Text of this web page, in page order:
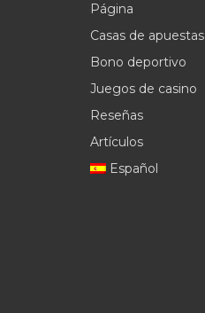
Página
Casas de apuestas
Bono deportivo
Juegos de casino
Reseñas
Artículos
Español